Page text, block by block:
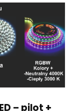
– pilot +